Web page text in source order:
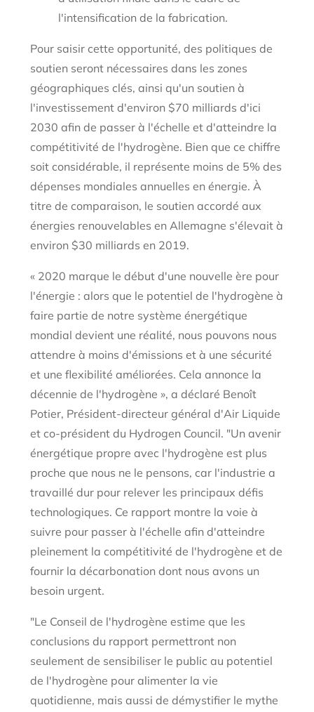
l'intensification de la fabrication.
Pour saisir cette opportunité, des politiques de
soutien seront nécessaires dans les zones
géographiques clés, ainsi qu'un soutien à
l'investissement d'environ $70 milliards d'ici
2030 afin de passer à l'échelle et d'atteindre la
compétitivité de l'hydrogène. Bien que ce chiffre
soit considérable, il représente moins de 5% des
dépenses mondiales annuelles en énergie. À
titre de comparaison, le soutien accordé aux
énergies renouvelables en Allemagne s'élevait à
environ $30 milliards en 2019.
« 2020 marque le début d'une nouvelle ère pour
l'énergie : alors que le potentiel de l'hydrogène à
faire partie de notre système énergétique
mondial devient une réalité, nous pouvons nous
attendre à moins d'émissions et à une sécurité
et une flexibilité améliorées. Cela annonce la
décennie de l'hydrogène », a déclaré Benoît
Potier, Président-directeur général d'Air Liquide
et co-président du Hydrogen Council. "Un avenir
énergétique propre avec l'hydrogène est plus
proche que nous ne le pensons, car l'industrie a
travaillé dur pour relever les principaux défis
technologiques. Ce rapport montre la voie à
suivre pour passer à l'échelle afin d'atteindre
pleinement la compétitivité de l'hydrogène et de
fournir la décarbonation dont nous avons un
besoin urgent.
"Le Conseil de l'hydrogène estime que les
conclusions du rapport permettront non
seulement de sensibiliser le public au potentiel
de l'hydrogène pour alimenter la vie
quotidienne, mais aussi de démystifier le mythe